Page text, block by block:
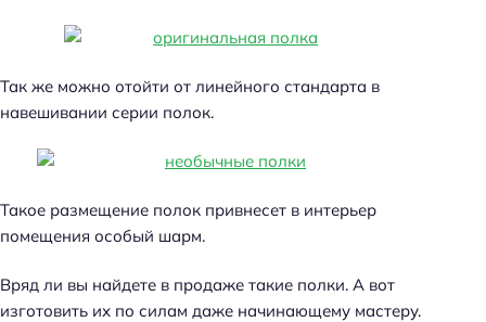
Так же можно отойти от линейного стандарта в
навешивании серии полок.
Такое размещение полок привнесет в интерьер
помещения особый шарм.
Вряд ли вы найдете в продаже такие полки. А вот
изготовить их по силам даже начинающему мастеру.